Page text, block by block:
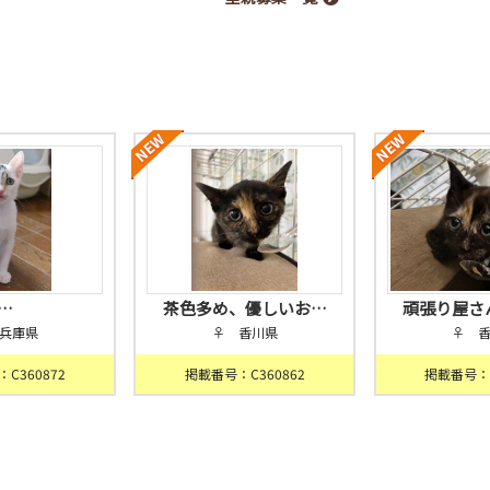
庫県
C360872
茶色多め、優しいお…
♀ 香川県
掲載番号：C360862
頑張り屋
♀ 香
掲載番号